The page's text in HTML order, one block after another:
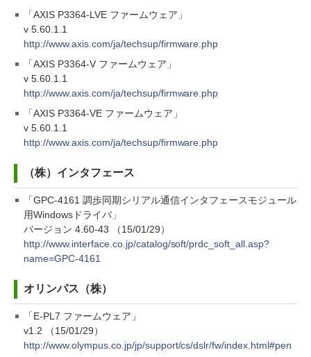
「AXIS P3364-LVE ファームウェア」
v 5.60.1.1
http://www.axis.com/ja/techsup/firmware.php
「AXIS P3364-V ファームウェア」
v 5.60.1.1
http://www.axis.com/ja/techsup/firmware.php
「AXIS P3364-VE ファームウェア」
v 5.60.1.1
http://www.axis.com/ja/techsup/firmware.php
（株）インタフェース
「GPC-4161 調歩同期シリアル通信インタフェースモジュール
用Windowsドライバ」
バージョン 4.60-43 （15/01/29）
http://www.interface.co.jp/catalog/soft/prdc_soft_all.asp?
name=GPC-4161
オリンパス（株）
「E-PL7 ファームウェア」
v1.2 （15/01/29）
http://www.olympus.co.jp/jp/support/cs/dslr/fw/index.html#pen